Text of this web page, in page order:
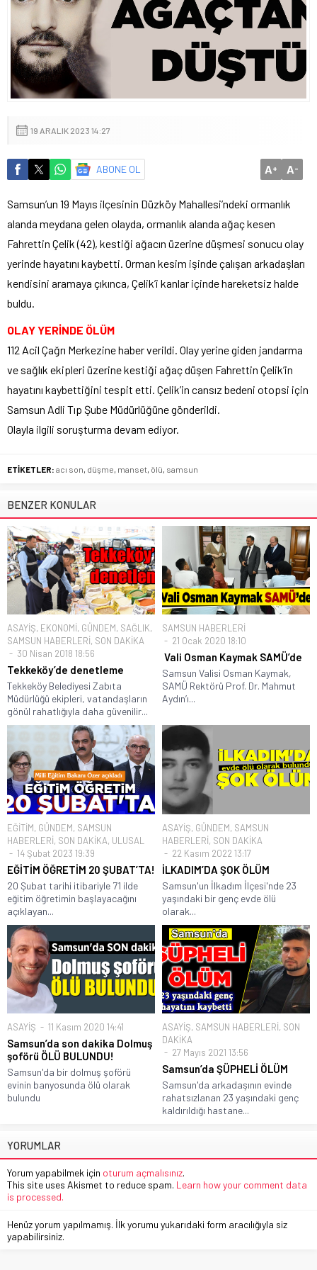
19 ARALIK 2023 14:27
ABONE OL A+ A-
Samsun’un 19 Mayıs ilçesinin Düzköy Mahallesi’ndeki ormanlık
alanda meydana gelen olayda, ormanlık alanda ağaç kesen
Fahrettin Çelik (42), kestiği ağacın üzerine düşmesi sonucu olay
yerinde hayatını kaybetti. Orman kesim işinde çalışan arkadaşları
kendisini aramaya çıkınca, Çelik’i kanlar içinde hareketsiz halde
buldu.
OLAY YERİNDE ÖLÜM
112 Acil Çağrı Merkezine haber verildi. Olay yerine giden jandarma
ve sağlık ekipleri üzerine kestiği ağaç düşen Fahrettin Çelik’in
hayatını kaybettiğini tespit etti. Çelik’in cansız bedeni otopsi için
Samsun Adli Tıp Şube Müdürlüğüne gönderildi.
Olayla ilgili soruşturma devam ediyor.
ETİKETLER: acı son düşme manset ölü samsun
BENZER KONULAR
ASAYİŞ, EKONOMİ, GÜNDEM, SAĞLIK,
SAMSUN HABERLERİ, SON DAKİKA
30 Nisan 2018 18:56
Tekkeköy’de denetleme
Tekkeköy Belediyesi Zabıta
Müdürlüğü ekipleri, vatandaşların
gönül rahatlığıyla daha güvenilir...
SAMSUN HABERLERİ
21 Ocak 2020 18:10
Vali Osman Kaymak SAMÜ’de
Samsun Valisi Osman Kaymak,
SAMÜ Rektörü Prof. Dr. Mahmut
Aydın’ı...
EĞİTİM, GÜNDEM, SAMSUN
HABERLERİ, SON DAKİKA, ULUSAL
14 Şubat 2023 19:39
EĞİTİM ÖĞRETİM 20 ŞUBAT’TA!
20 Şubat tarihi itibariyle 71 ilde
eğitim öğretimin başlayacağını
açıklayan...
ASAYİŞ, GÜNDEM, SAMSUN
HABERLERİ, SON DAKİKA
22 Kasım 2022 13:17
İLKADIM’DA ŞOK ÖLÜM
Samsun'un İlkadım İlçesi'nde 23
yaşındaki bir genç evde ölü
olarak...
ASAYİŞ 11 Kasım 2020 14:41
Samsun’da son dakika Dolmuş
şoförü ÖLÜ BULUNDU!
Samsun'da bir dolmuş şoförü
evinin banyosunda ölü olarak
bulundu
ASAYİŞ, SAMSUN HABERLERİ, SON
DAKİKA
27 Mayıs 2021 13:56
Samsun’da ŞÜPHELİ ÖLÜM
Samsun'da arkadaşının evinde
rahatsızlanan 23 yaşındaki genç
kaldırıldığı hastane...
YORUMLAR
Yorum yapabilmek için oturum açmalısınız.
This site uses Akismet to reduce spam. Learn how your comment data
is processed.
Henüz yorum yapılmamış. İlk yorumu yukarıdaki form aracılığıyla siz
yapabilirsiniz.